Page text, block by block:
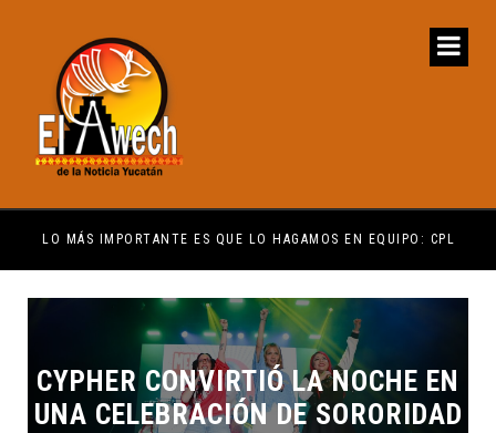
LO MÁS IMPORTANTE ES QUE LO HAGAMOS EN EQUIPO: CPL
CYPHER CONVIRTIÓ LA NOCHE EN
UNA CELEBRACIÓN DE SORORIDAD